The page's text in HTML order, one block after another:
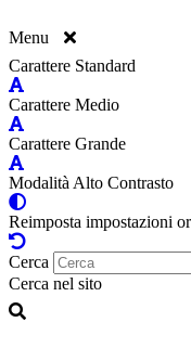
Menu
Carattere Standard
Carattere Medio
Carattere Grande
Modalità Alto Contrasto
Reimposta impostazioni
Cerca
Cerca nel sito